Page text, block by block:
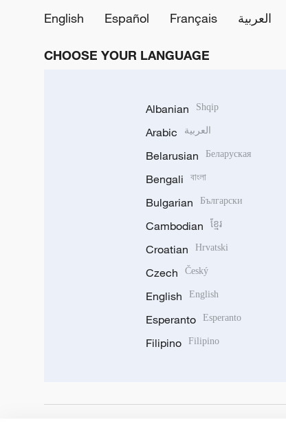
English
Español Français العربية
CHOOSE YOUR LANGUAGE
Albanian Shqip
Arabic العربية
Belarusian Беларуская
Bengali বাংলা
Bulgarian Български
Cambodian ខ្មែរ
Croatian Hrvatski
Czech Český
English English
Esperanto Esperanto
Filipino Filipino